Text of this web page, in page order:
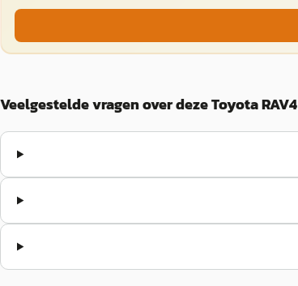
Veelgestelde vragen over deze Toyota RAV4